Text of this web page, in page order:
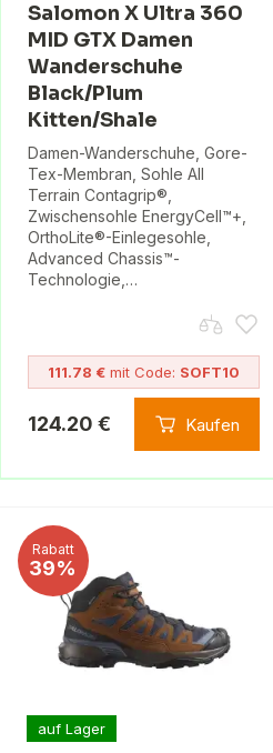
Salomon X Ultra 360
MID GTX Damen
Wanderschuhe
Black/Plum
Kitten/Shale
Damen-Wanderschuhe, Gore-
Tex-Membran, Sohle All
Terrain Contagrip®,
Zwischensohle EnergyCell™+,
OrthoLite®-Einlegesohle,
Advanced Chassis™-
Technologie,…
111.78 €mit Code: SOFT10
124.20 € Kaufen
Rabatt
39%
auf Lager